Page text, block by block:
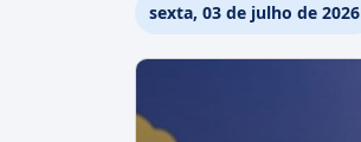
sexta, 03 de julho de 2026